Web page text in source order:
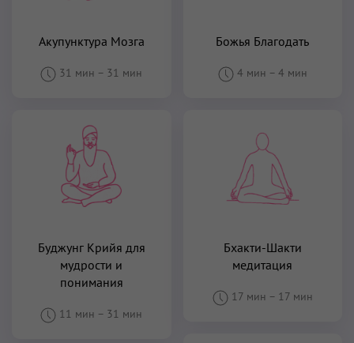
Акупунктура Мозга
31 мин – 31 мин
Божья Благодать
4 мин – 4 мин
Буджунг Крийя для
мудрости и
понимания
11 мин – 31 мин
Бхакти-Шакти
медитация
17 мин – 17 мин